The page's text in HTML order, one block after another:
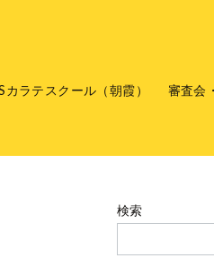
カラテスクール（朝霞） 審査会
検索